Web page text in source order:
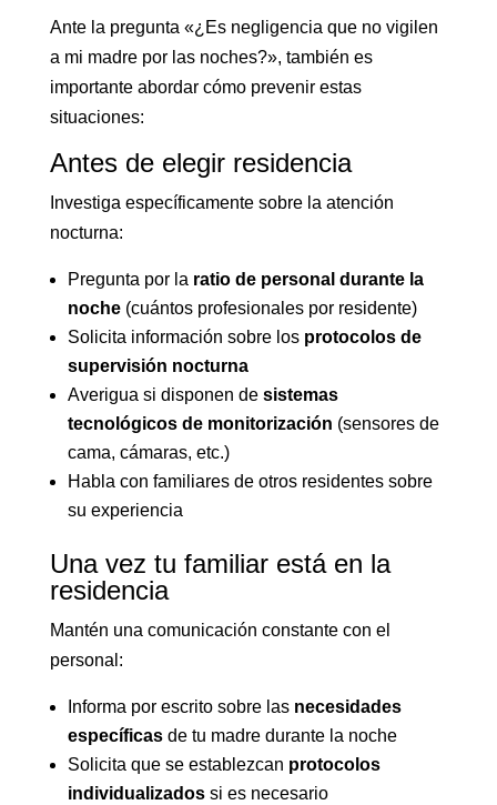
Ante la pregunta «¿Es negligencia que no vigilen
a mi madre por las noches?», también es
importante abordar cómo prevenir estas
situaciones:
Antes de elegir residencia
Investiga específicamente sobre la atención
nocturna:
Pregunta por la ratio de personal durante la
noche(cuántos profesionales por residente)
Solicita información sobre los protocolos de
supervisión nocturna
Averigua si disponen de sistemas
tecnológicos de monitorización (sensores de
cama, cámaras, etc.)
Habla con familiares de otros residentes sobre
su experiencia
Una vez tu familiar está en la
residencia
Mantén una comunicación constante con el
personal:
Informa por escrito sobre las necesidades
específicasde tu madre durante la noche
Solicita que se establezcan protocolos
individualizadossi es necesario